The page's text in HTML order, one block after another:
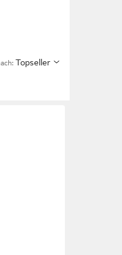
Topseller